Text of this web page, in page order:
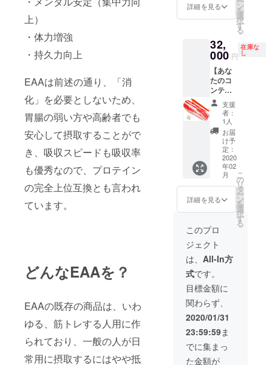
上）
・体力増強
・持久力向上
EAAは前述の通り、「消
化」を必要としないため、
胃腸の弱い方や高齢者でも
安心して摂取することがで
き、吸収スピードも吸収率
も優秀なので、プロテイン
の完全上位互換とも言われ
ています。
どんなEAAを？
EAAの既存の商品は、いわ
ゆる、筋トレする人用に作
られており、一般の人が日
常用に摂取するにはやや抵
いただ
きます
日来ら
れない
場合
に、支
援金の
返金は
致しか
ねます
ので、
ご了承
のう
え、ご
支援く
ださ
ルーツ
バンド
発送い
たしま
す）
パグマ
かの希
望を明
さい。
それぞ
れに
抱っこ
された
い方
は、両
名の記
載を。
・『人
類底上
げ計
画』コ
ミュニ
（1,500
ター
ン）含
社やブ
ラン
PJ名な
ど、ス
ポン
サーロ
ゴをT
シャツ
にプリ
ントさ
せてい
ただき
ます。
※ロゴサ
イズ
や、T
シャツ
デザイ
ンなど
詳細を見る ン
を
選
択
す
る
32,
000 円
在庫な
し
【あな
たのコ
ンテン
ツを、
程よい
力具合
で応
援、宣
伝しま
す！】
・あな
たの会
社やブ
ランド
など、
で」と
は言わ
ないま
でも、
程よい
力具合
で応援
しま
す。 ・
各種
SNSに
てコン
テンツ
紹介、
イベン
支援
者：
1人
お届
け予
定：
2020
年02
月
詳細を見る
こ
の
リ
タ
ー
ン
を
選
択
す
る
このプロ
ジェクト
は、 All-In方
式です。
目標金額に
関わらず、
2020/01/31
23:59:59ま
でに集まっ
た金額が